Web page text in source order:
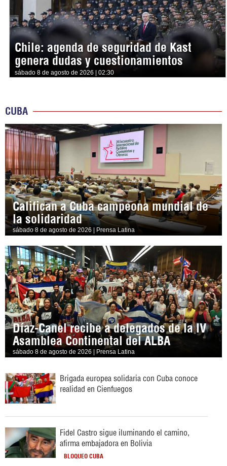
Chile: agenda de seguridad de Kast
genera dudas y cuestionamientos
sábado 8 de agosto de 2026 | 02:30
CUBA
Califican a Cuba campeona mundial de
la solidaridad
sábado 8 de agosto de 2026 | Prensa Latina
Díaz-Canel recibe a delegados de la IV
Asamblea Continental del ALBA
sábado 8 de agosto de 2026 | Prensa Latina
Brigada europea solidaria con Cuba conoce
realidad en Cienfuegos
Fidel Castro sigue iluminando el camino,
afirma embajadora en Bolivia
BLOQUEO CUBA